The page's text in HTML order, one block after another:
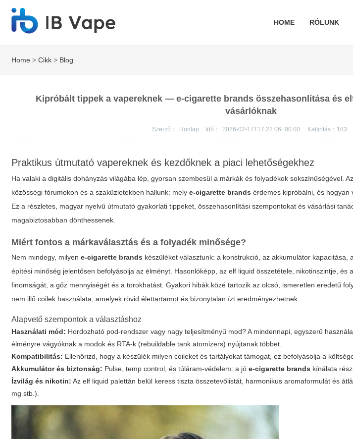
HOME RÓLUNK
Home >Cikk > Blog
Kipróbált tippek a vapereknek — e-cigarette brands összehasonlítása és
vásárlóknak
Szerző： Honlap Idő： 2026-02-17T17:22:06+00:00 Kattintás： 183
Praktikus útmutató vapereknek és kezdőknek a piaci lehetőségekhez
Ha valaki a digitális dohányzás világába lép, gyorsan szembesül a márkák és folyadékok sokszínűségével.
közösségi fórumokon és a szaküzletekben hallunk: melye-cigarette brands érdemes kipróbálni, és
Ez a részletes, magyar nyelvű útmutató gyakorlati tippeket, összehasonlítási szempontokat és vásárlási
magabiztosabban dönthessenek.
Miért fontos a márkaválasztás és a folyadék minősége?
Nem mindegy, milyene-cigarette brands készüléket választunk: a konstrukció, az akkumulátor
építési minőség jelentősen befolyásolja az élményt. Hasonlóképp, azelf liquid összetétele, nikotinszintje, és
finomságát, a gőz mennyiségét és a torokhatást. Gyakori hibák közé tartozik az olcsó, ismeretlen eredetű
nem illő coilek használata, amelyek rövid élettartamot és bizonytalan ízt eredményezhetnek.
Alapvető szempontok a választáshoz
Használati mód: Hordozható pod-rendszer vagy nagy teljesítményű mod? A mindennapi, egyszerű
élményre vágyóknak a modok és RTA-k (rebuildable tank atomizers) nyújtanak többet.
Kompatibilitás: Ellenőrizd, hogy a készülék milyen coileket és tartályokat támogat, ez befolyásolja a
Akkumulátor és biztonság: Pulse, temp control, és túláram-védelem: a jóe-cigarette brands kínálata
Ízvilág és nikotin: Azelf liquid palettán belül keress tiszta összetevőlistát, harmonikus aromaformulát és
mg stb.).